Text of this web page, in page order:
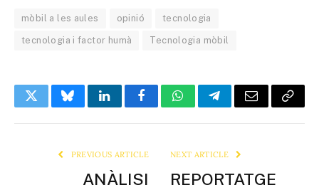
mòbil a les aules opinió tecnologia
tecnologia i factor humà Tecnologia mòbil
TwitterBlueskyLinkedInFacebookWhatsAppTelegramEmail Copy
PREVIOUS ARTICLE
ANÀLISI
NEXT ARTICLE
REPORTATGE